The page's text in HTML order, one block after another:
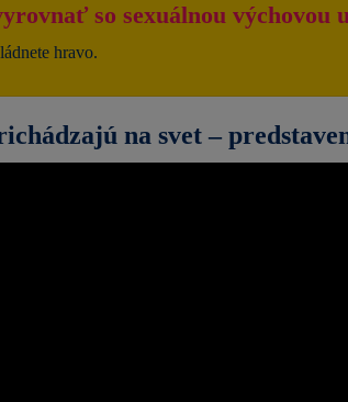
so sexuálnou výchovou
hravo.
na svet –